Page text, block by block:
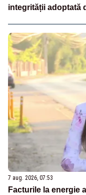
integrității adoptată
7 aug. 2026, 07:53
Facturile la energie